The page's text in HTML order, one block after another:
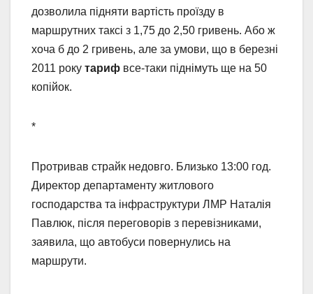
дозволила підняти вартість проїзду в
маршрутних таксі з 1,75 до 2,50 гривень. Або ж
хоча б до 2 гривень, але за умови, що в березні
2011 року тариф все-таки піднімуть ще на 50
копійок.
*
Протривав страйк недовго. Близько 13:00 год.
Директор департаменту житлового
господарства та інфраструктури ЛМР Наталія
Павлюк, після переговорів з перевізниками,
заявила, що автобуси повернулись на
маршрути.